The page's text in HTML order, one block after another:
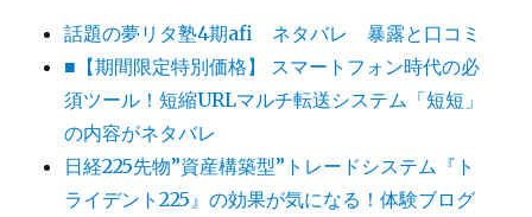
話題の夢リタ塾4期afi ネタバレ 暴露と口コミ
■【期間限定特別価格】 スマートフォン時代の必
須ツール！短縮URLマルチ転送システム「短短」
の内容がネタバレ
日経225先物”資産構築型”トレードシステム『ト
ライデント225』の効果が気になる！体験ブログ